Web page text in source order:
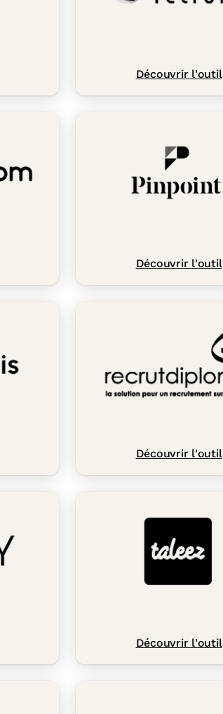
Découvrir l'outil
Découvrir l'outil
Découvrir l'outil
Découvrir l'outil